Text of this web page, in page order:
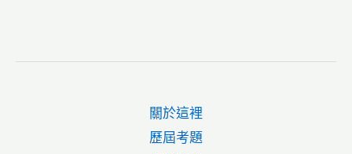
關於這裡
歷屆考題